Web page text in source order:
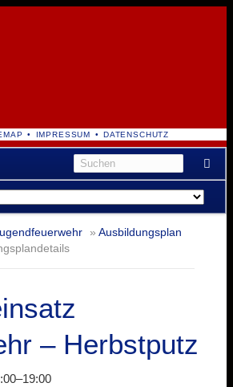
IMPRESSUM DATENSCHUTZ
Ausbildungsplan
– Herbstputz